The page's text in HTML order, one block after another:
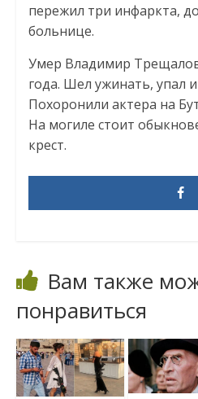
пережил три инфаркта,
больнице.
Умер Владимир
года. Шел ужинать, упал
Похоронили актера на
На могиле стоит
крест.
Вам также
понравиться